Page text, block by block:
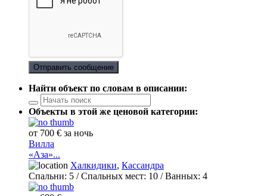
Отправить сообщение
Найти объект по словам в описании:
Объекты в этой же ценовой категории:
от 700 € за ночь
Вилла
«Аза»...
Халкидики, Кассандра
Спальни: 5 / Спальных мест: 10 /Ванных: 4